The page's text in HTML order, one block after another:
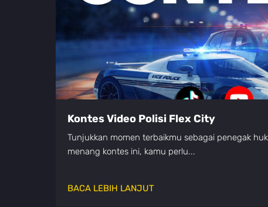
Kontes Video Polisi Flex City
Tunjukkan momen terbaikmu sebagai penegak
menang kontes ini, kamu perlu...
BACA LEBIH LANJUT